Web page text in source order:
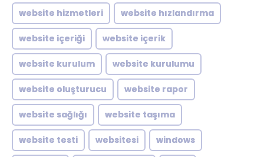
website hizmetleri website hızlandırma
website içeriği website içerik
website kurulum website kurulumu
website oluşturucu website rapor
website sağlığı website taşıma
website testi websitesi windows